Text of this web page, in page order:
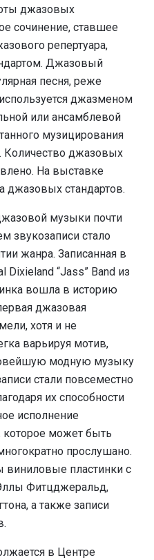
джазовых
сочинение, ставшее
репертуара,
Джазовый
песня, реже
джазменом
или ансамблевой
музицирования
Количество джазовых
На выставке
джазовых стандартов.
музыки почти
звукозаписи стало
жанра. Записанная в
Dixieland “Jass” Band из
вошла в историю
джазовая
хотя и не
варьируя мотив,
модную музыку
стали повсеместно
их способности
исполнение
может быть
прослушано.
виниловые пластинки с
Фитцджеральд,
а также записи
в Центре